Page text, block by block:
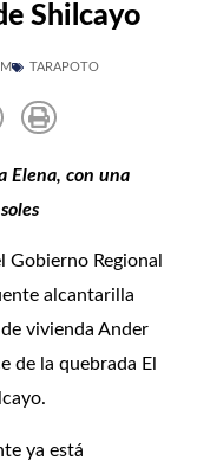
Shilcayo
TARAPOTO
Elena, con una
Gobierno Regional
alcantarilla
vivienda Ander
de la quebrada El
ya está